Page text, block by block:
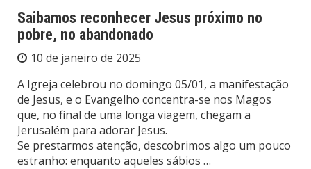
Saibamos reconhecer Jesus próximo no
pobre, no abandonado
10 de janeiro de 2025
A Igreja celebrou no domingo 05/01, a manifestação
de Jesus, e o Evangelho concentra-se nos Magos
que, no final de uma longa viagem, chegam a
Jerusalém para adorar Jesus.
Se prestarmos atenção, descobrimos algo um pouco
estranho: enquanto aqueles sábios …